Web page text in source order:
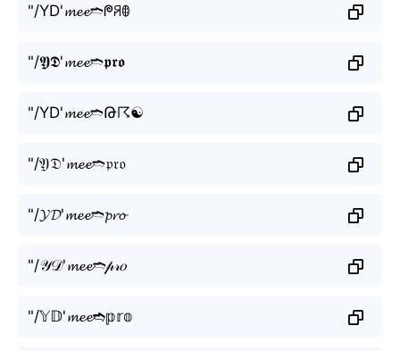
"/YD'𝓶𝓮𝓮➬ᖘꋪꂦ
"/𝖄𝕯'𝓶𝓮𝓮➬𝖕𝖗𝖔
"/YD'𝓶𝓮𝓮➬Թ☈☯
"/𝔜𝔇'𝓶𝓮𝓮➬𝔭𝔯𝔬
"/𝓨𝓓'𝓶𝓮𝓮➬𝓹𝓻𝓸
"/𝒴𝒟'𝓶𝓮𝓮➬𝓅𝓇𝑜
"/𝕐𝔻'𝓶𝓮𝓮➬𝕡𝕣𝕠